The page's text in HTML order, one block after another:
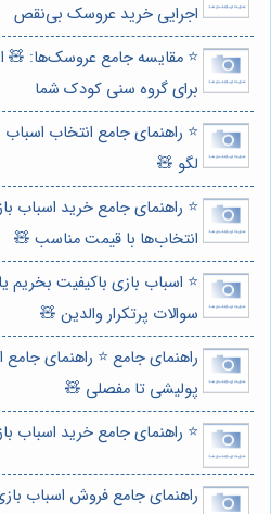
اجرایی خرید عروسک بی‌نقص
⭐️ مقایسه جامع عروسک‌ها: 🧸
برای گروه سنی کودک شما
⭐️ راهنمای جامع انتخاب
لگو 🧸
⭐️ راهنمای جامع خرید اسباب
انتخاب‌ها با قیمت مناسب 🧸
⭐️ اسباب بازی باکیفیت بخریم
سوالات پرتکرار والدین 🧸
راهنمای جامع ⭐️ راهنمای
پولیشی تا مفصلی 🧸
⭐️ راهنمای جامع خرید اسباب
راهنمای جامع فروش اسباب